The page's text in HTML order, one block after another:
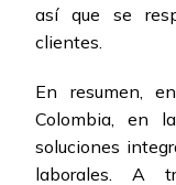
así que se
clientes.
En resumen,
Colombia, en
soluciones
laborales. A